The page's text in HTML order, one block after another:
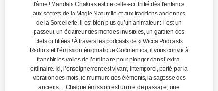
l’âme ! Mandala Chakras est de celles-ci. Initié dès l’enfance
aux secrets de la Magie Naturelle et aux traditions anciennes
de la Sorcellerie, il est bien plus qu’un animateur : il est un
passeur, un éclaireur des mondes invisibles, un gardien des
clefs oubliées ! À travers les podcasts de « Wicca Podcasts
Radio » et l’émission énigmatique Godmentica, il vous convie à
franchir les voiles de l’ordinaire pour plonger dans l’extra-
ordinaire. Ici, l’enseignement est vivant, intemporel, porté par la
vibration des mots, le murmure des éléments, la sagesse des
anciens… Chaque émission est un rite de passage, une